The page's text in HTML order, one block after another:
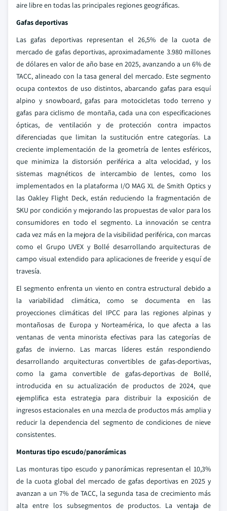
aire libre en todas las principales regiones geográficas.
Gafas deportivas
Las gafas deportivas representan el 26,5% de la cuota de
mercado de gafas deportivas, aproximadamente 3.980 millones
de dólares en valor de año base en 2025, avanzando a un 6% de
TACC, alineado con la tasa general del mercado. Este segmento
ocupa contextos de uso distintos, abarcando gafas para esquí
alpino y snowboard, gafas para motocicletas todo terreno y
gafas para ciclismo de montaña, cada una con especificaciones
ópticas, de ventilación y de protección contra impactos
diferenciadas que limitan la sustitución entre categorías. La
creciente implementación de la geometría de lentes esféricos,
que minimiza la distorsión periférica a alta velocidad, y los
sistemas magnéticos de intercambio de lentes, como los
implementados en la plataforma I/O MAG XL de Smith Optics y
las Oakley Flight Deck, están reduciendo la fragmentación de
SKU por condición y mejorando las propuestas de valor para los
consumidores en todo el segmento. La innovación se centra
cada vez más en la mejora de la visibilidad periférica, con marcas
como el Grupo UVEX y Bollé desarrollando arquitecturas de
campo visual extendido para aplicaciones de freeride y esquí de
travesía.
El segmento enfrenta un viento en contra estructural debido a
la variabilidad climática, como se documenta en las
proyecciones climáticas del IPCC para las regiones alpinas y
montañosas de Europa y Norteamérica, lo que afecta a las
ventanas de venta minorista efectivas para las categorías de
gafas de invierno. Las marcas líderes están respondiendo
desarrollando arquitecturas convertibles de gafas-deportivas,
como la gama convertible de gafas-deportivas de Bollé,
introducida en su actualización de productos de 2024, que
ejemplifica esta estrategia para distribuir la exposición de
ingresos estacionales en una mezcla de productos más amplia y
reducir la dependencia del segmento de condiciones de nieve
consistentes.
Monturas tipo escudo/panorámicas
Las monturas tipo escudo y panorámicas representan el 10,3%
de la cuota global del mercado de gafas deportivas en 2025 y
avanzan a un 7% de TACC, la segunda tasa de crecimiento más
alta entre los subsegmentos de productos. La ventaja de